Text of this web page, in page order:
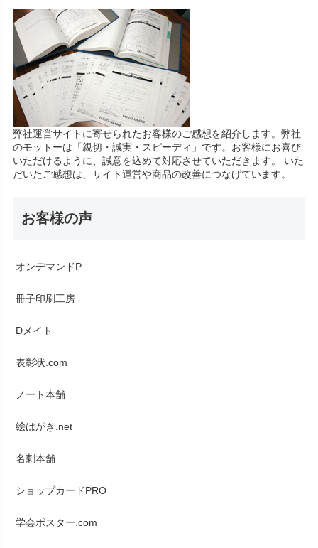
弊社運営サイトに寄せられたお客様のご感想を紹介します。弊社
のモットーは「親切・誠実・スピーディ」です。お客様にお喜び
いただけるように、誠意を込めて対応させていただきます。 いた
だいたご感想は、サイト運営や商品の改善につなげています。
お客様の声
オンデマンドP
冊子印刷工房
Dメイト
表彰状.com
ノート本舗
絵はがき.net
名刺本舗
ショップカードPRO
学会ポスター.com